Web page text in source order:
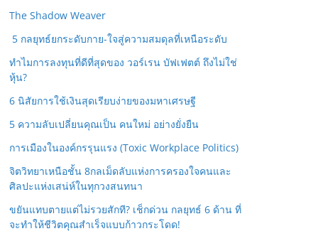
The Shadow Weaver
5 กลยุทธ์ยกระดับกาย-ใจสู่ความสมดุลที่เหนือระดับ
ทำไมการลงทุนที่ดีที่สุดของ วอร์เรน บัฟเฟตต์ ถึงไม่ใช่
หุ้น?
6 นิสัยการใช้เงินสุดเรียบง่ายของมหาเศรษฐี
5 ความลับเปลี่ยนคุณเป็น คนใหม่ อย่างยั่งยืน
การเมืองในองค์กรรุนแรง (Toxic Workplace Politics)
จิตวิทยาเหนือชั้น 8กลเม็ดลับแห่งการครองใจคนและ
ศิลปะแห่งเสน่ห์ในทุกวงสนทนา
ขยันแทบตายแต่ไม่รวยสักที? เช็กด่วน กลยุทธ์ 6 ด้าน ที่
จะทำให้ชีวิตคุณสำเร็จแบบก้าวกระโดด!